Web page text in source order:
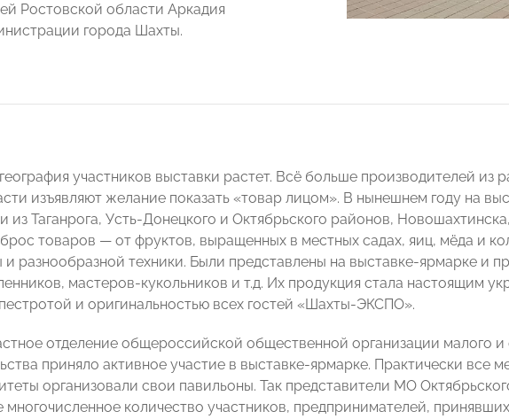
Ростовской области Аркадия
города Шахты.
участников выставки растет. Всё больше производителей из
изъявляют желание показать «товар лицом». В нынешнем году на
из Таганрога, Усть-Донецкого и Октябрьского районов,
товаров — от фруктов, выращенных в местных садах, яиц, мёда и
разнообразной техники. Были представлены на выставке-ярмарке и
мастеров-кукольников и т.д. Их продукция стала настоящим
и оригинальностью всех гостей «Шахты-ЭКСПО».
отделение общероссийской общественной организации малого и
приняло активное участие в выставке-ярмарке. Практически все
организовали свои павильоны. Так представители МО
многочисленное количество участников, предпринимателей,